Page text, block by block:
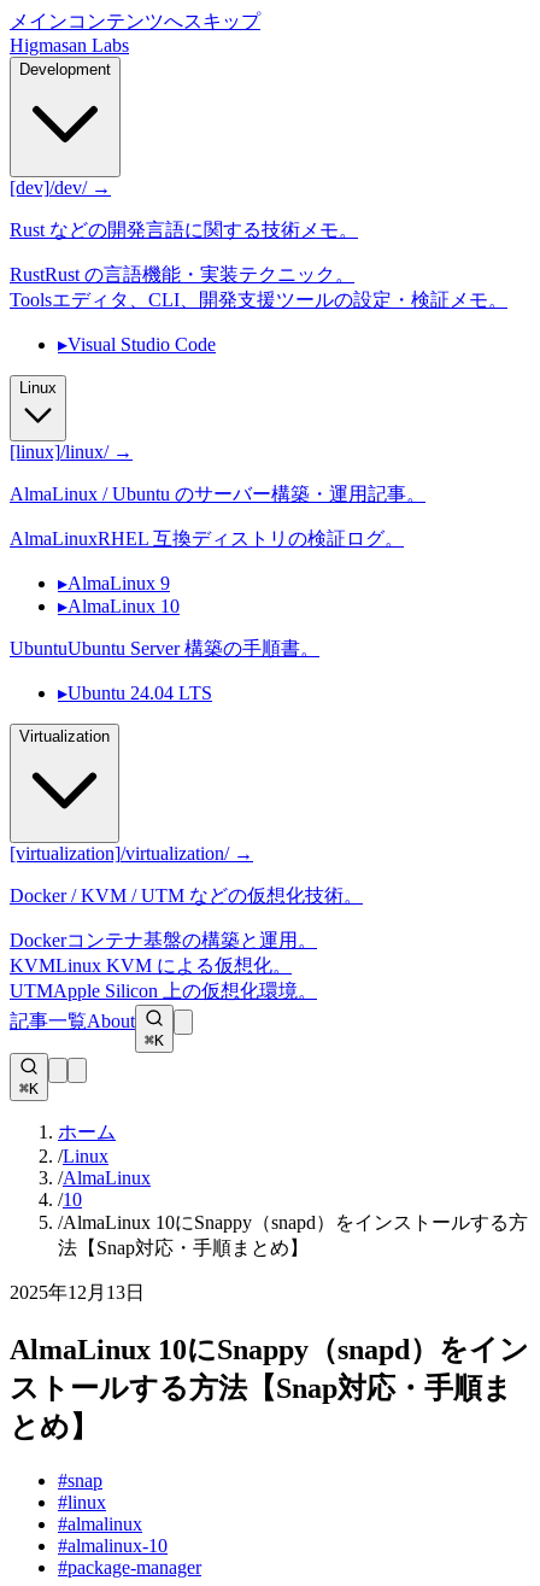
メインコンテンツへスキップ
Higmasan Labs
Development
[dev]/dev/ →
Rust などの開発言語に関する技術メモ。
RustRust の言語機能・実装テクニック。
Toolsエディタ、CLI、開発支援ツールの設定・検証メモ。
▸Visual Studio Code
Linux
[linux]/linux/ →
AlmaLinux / Ubuntu のサーバー構築・運用記事。
AlmaLinuxRHEL 互換ディストリの検証ログ。
▸AlmaLinux 9
▸AlmaLinux 10
UbuntuUbuntu Server 構築の手順書。
▸Ubuntu 24.04 LTS
Virtualization
[virtualization]/virtualization/ →
Docker / KVM / UTM などの仮想化技術。
Dockerコンテナ基盤の構築と運用。
KVMLinux KVM による仮想化。
UTMApple Silicon 上の仮想化環境。
記事一覧About
⌘K
⌘K
ホーム
/Linux
/AlmaLinux
/10
/AlmaLinux 10にSnappy（snapd）をインストールする方
法【Snap対応・手順まとめ】
2025年12月13日
AlmaLinux 10にSnappy（snapd）をイン
ストールする方法【Snap対応・手順ま
とめ】
#snap
#linux
#almalinux
#almalinux-10
#package-manager